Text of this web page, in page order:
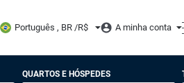
Português , BR /R$ A minha conta
QUARTOS E HÓSPEDES